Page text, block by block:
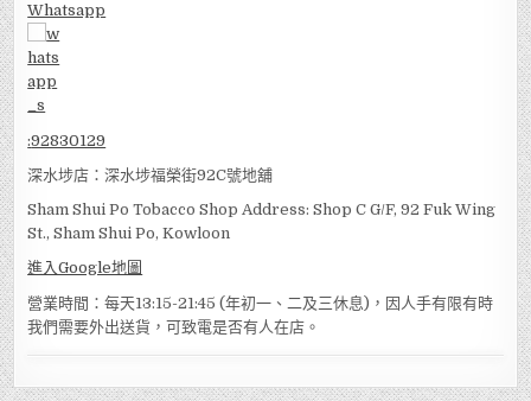
Whatsapp
:92830129
深水埗店：深水埗福榮街92C號地舖
Sham Shui Po Tobacco Shop Address: Shop C G/F, 92 Fuk Wing
St., Sham Shui Po, Kowloon
進入Google地圖
營業時間：每天13:15-21:45 (年初一、二及三休息)，因人手有限有時
我們需要外出送貨，可致電是否有人在店。